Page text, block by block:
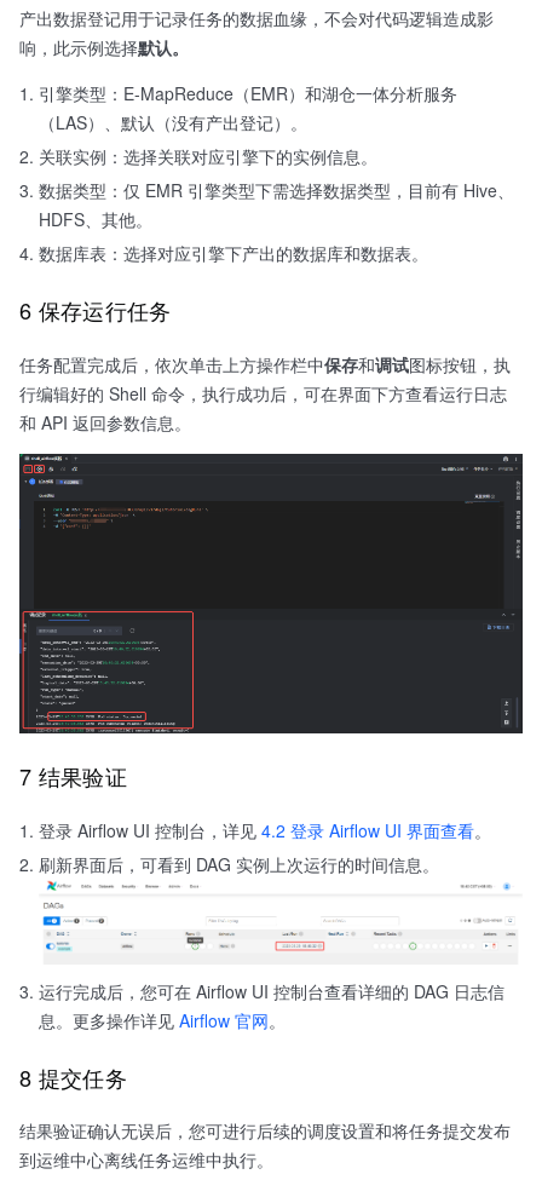
产出数据登记用于记录任务的数据血缘，不会对代码逻辑造成影
响，此示例选择默认。
引擎类型：E-MapReduce（EMR）和湖仓一体分析服务
（LAS）、默认（没有产出登记）。
关联实例：选择关联对应引擎下的实例信息。
数据类型：仅 EMR 引擎类型下需选择数据类型，目前有 Hive、
HDFS、其他。
数据库表：选择对应引擎下产出的数据库和数据表。
6 保存运行任务
任务配置完成后，依次单击上方操作栏中保存和调试图标按钮，执
行编辑好的 Shell 命令，执行成功后，可在界面下方查看运行日志
和 API 返回参数信息。
7 结果验证
登录 Airflow UI 控制台，详见 4.2 登录 Airflow UI 界面查看。
刷新界面后，可看到 DAG 实例上次运行的时间信息。
运行完成后，您可在 Airflow UI 控制台查看详细的 DAG 日志信
息。更多操作详见 Airflow 官网。
8 提交任务
结果验证确认无误后，您可进行后续的调度设置和将任务提交发布
到运维中心离线任务运维中执行。